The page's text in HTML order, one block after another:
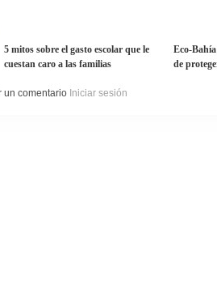
5 mitos sobre el gasto escolar que le
cuestan caro a las familias
Eco-
de
un comentario Iniciar sesión